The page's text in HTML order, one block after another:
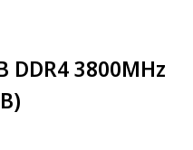
3800MHz